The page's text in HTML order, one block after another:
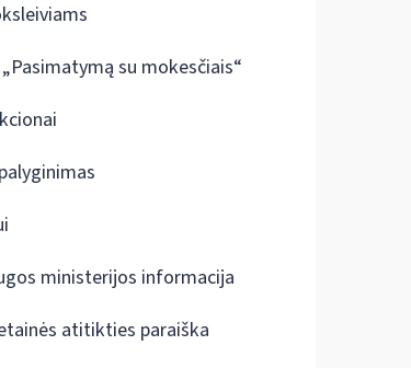
su mokesčiais“
ministerijos informacija
atitikties paraiška